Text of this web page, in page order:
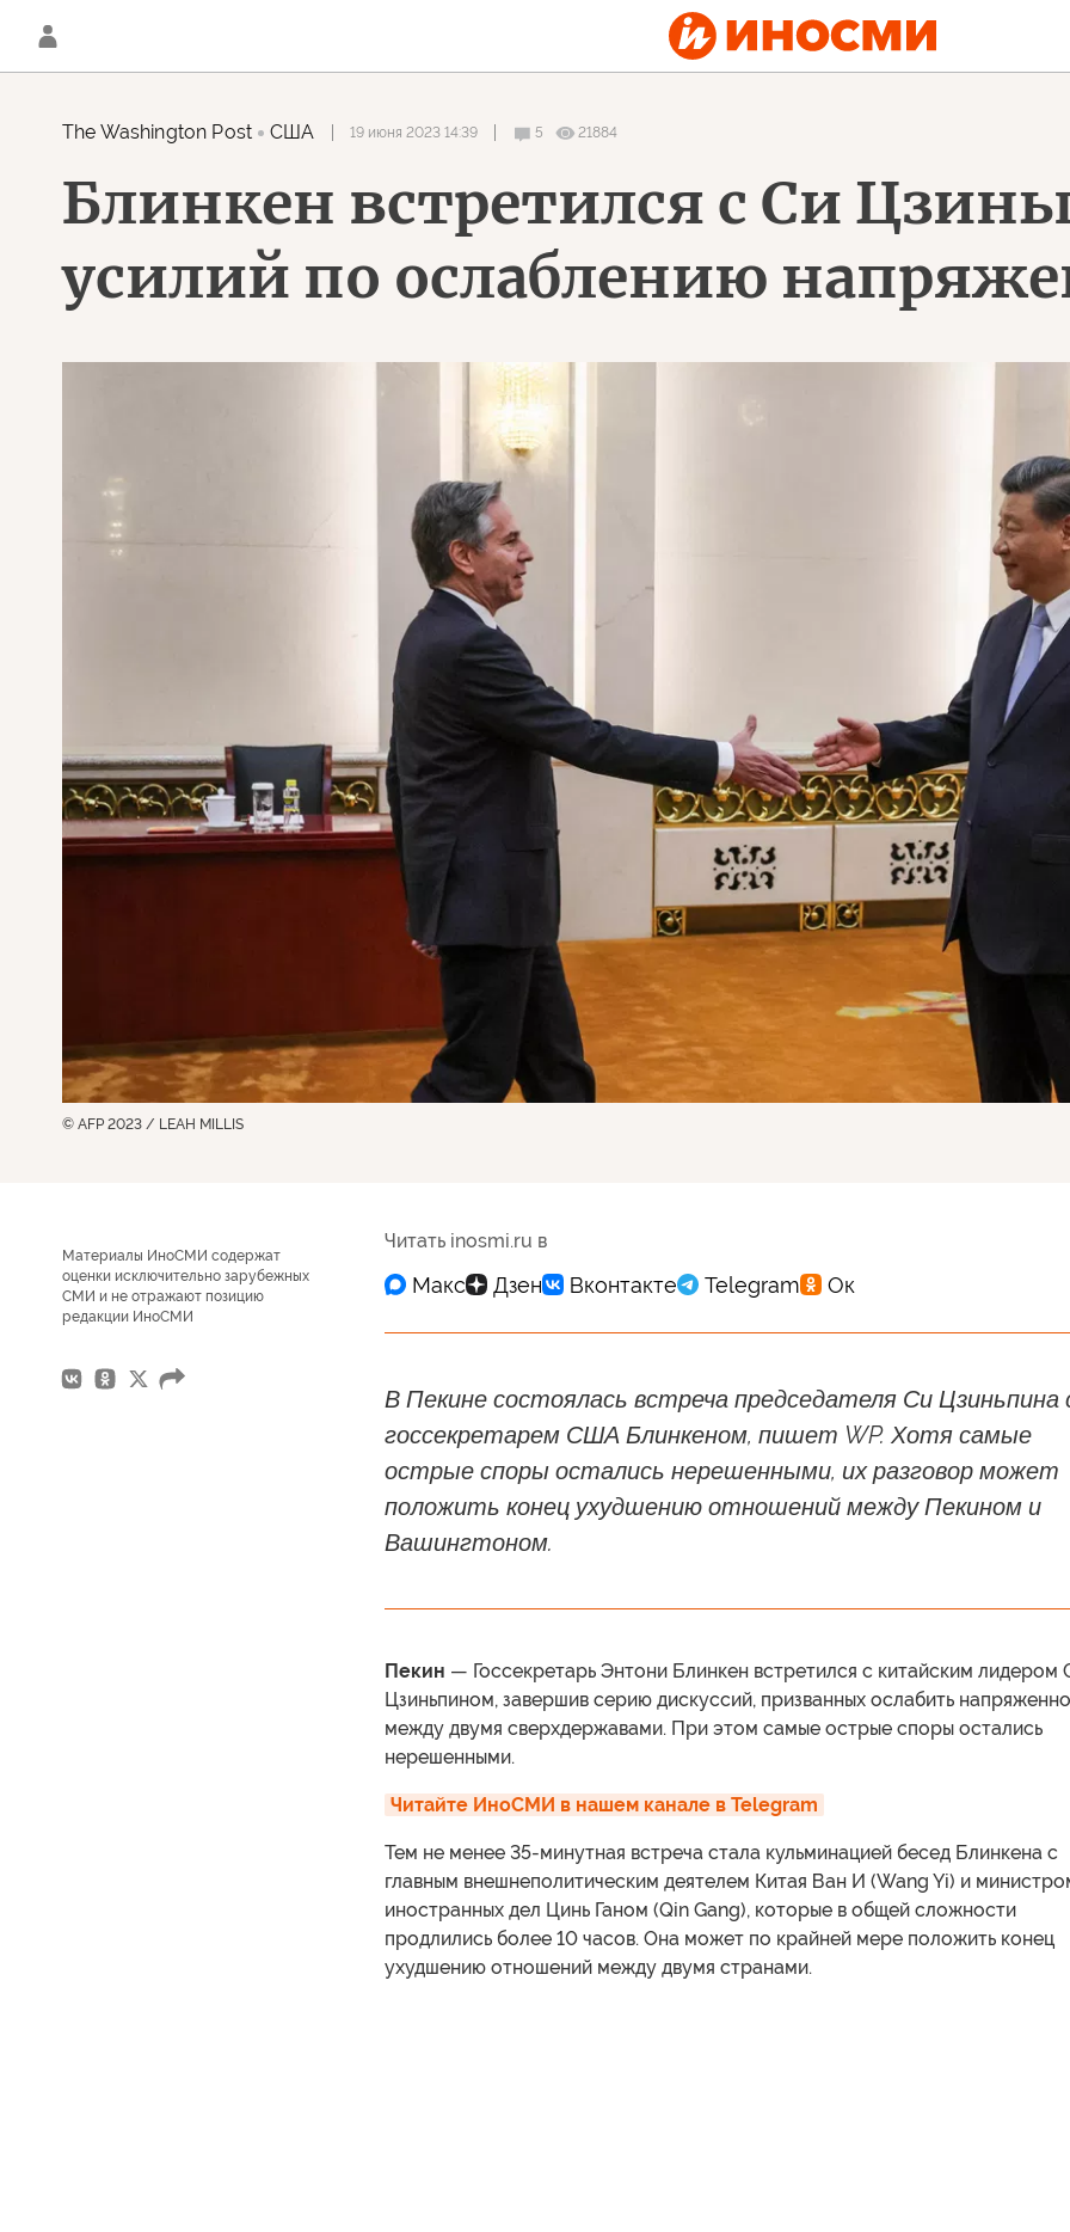
The Washington Post США 19 июня 2023 14:39 5 21884
Блинкен встретился с Си
усилий по ослаблению
© AFP 2023 / LEAH MILLIS
Материалы ИноСМИ содержат
оценки исключительно зарубежных
СМИ и не отражают позицию
редакции ИноСМИ
Читать inosmi.ru в
В Пекине состоялась встреча председателя Си Цзиньпина
госсекретарем США Блинкеном, пишет WP. Хотя самые
острые споры остались нерешенными, их разговор может
положить конец ухудшению отношений между Пекином и
Вашингтоном.
Пекин — Госсекретарь Энтони Блинкен встретился с китайским лидером
Цзиньпином, завершив серию дискуссий, призванных ослабить
между двумя сверхдержавами. При этом самые острые споры остались
нерешенными.
Читайте ИноСМИ в нашем канале в Telegram
Тем не менее 35-минутная встреча стала кульминацией бесед Блинкена с
главным внешнеполитическим деятелем Китая Ван И (Wang Yi) и
иностранных дел Цинь Ганом (Qin Gang), которые в общей сложности
продлились более 10 часов. Она может по крайней мере положить конец
ухудшению отношений между двумя странами.